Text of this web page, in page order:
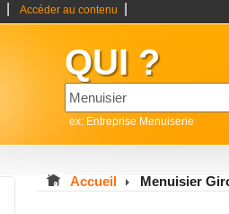
Accéder au contenu
QUI ?
ex: Entreprise Menuiserie
Accueil Menuisier